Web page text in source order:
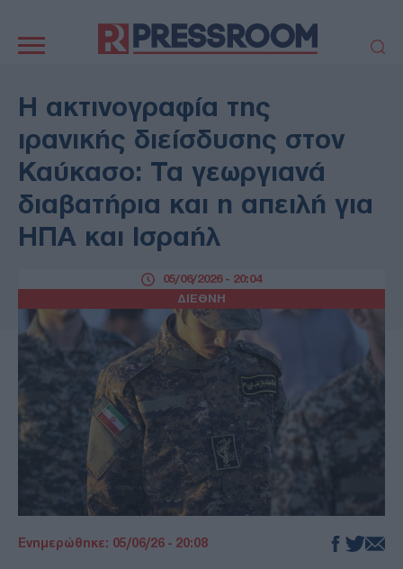
πλοήγηση
ΠΟΛΙΤΙΚΗ
ΕΚΚΛΗΣΙΑ
ΑΜΥΝΑ
ΔΙΕΘΝΗ
ΚΥΠΡΟΣ
MEDIA
LIFESTYLE
SPORTS
ΑΥΤΟΔΙΟΙΚΗΣΗ
ΤΕΧΝΟΛΟΓΙΑ
ΠΑΡΑΞΕΝΑ
ΖΩΔΙΑ
ΑΡΘΡΟΓΡΑΦΙΑ
Η ακτινογραφία της
ιρανικής διείσδυσης στον
Καύκασο: Τα γεωργιανά
διαβατήρια και η απειλή για
ΗΠΑ και Ισραήλ
ΔΙΕΘΝΗ
05/06/2026 - 20:04
Ενημερώθηκε: 05/06/26 - 20:08